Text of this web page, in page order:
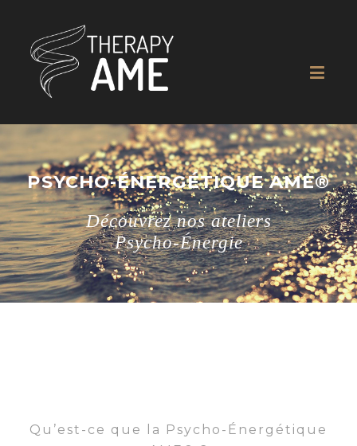
PSYCHO-ÉNERGÉTIQUE AME®
Découvrez nos ateliers
Psycho-Énergie
Qu’est-ce que la Psycho-Énergétique